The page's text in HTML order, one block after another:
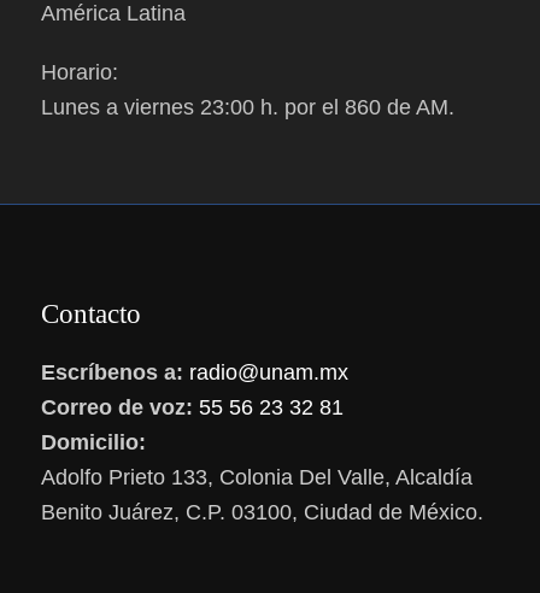
América Latina
Horario:
Lunes a viernes 23:00 h. por el 860 de AM.
Contacto
Escríbenos a: radio@unam.mx
Correo de voz: 55 56 23 32 81
Domicilio:
Adolfo Prieto 133, Colonia Del Valle, Alcaldía
Benito Juárez, C.P. 03100, Ciudad de México.